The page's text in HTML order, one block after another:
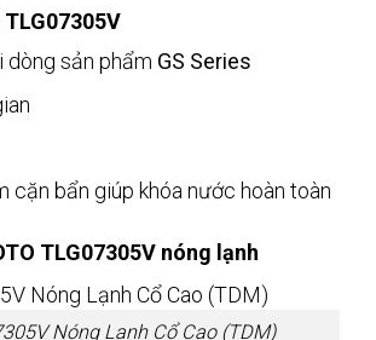
dòng sản phẩm GS Series
cặn bẩn giúp khóa nước hoàn toàn
TLG07305V nóng lạnh
Nóng Lạnh Cổ Cao (TDM)